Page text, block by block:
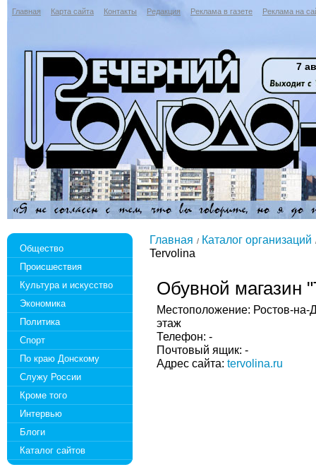
Главная Карта сайта Контакты Редакция Реклама в газете Реклама на
7
Общество
Происшествия
Культура и искусство
Экономика
Политика
Спорт
По краю Донскому
Служу России
Кроме того
Интервью
Блоги
Каталог сайтов
Главная
Каталог организаций
Tervolina
Обувной магазин
Местоположение: Ростов-на-
этаж
Телефон: -
Почтовый ящик: -
Адрес сайта: tervolina.ru